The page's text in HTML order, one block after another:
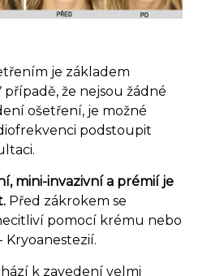
je základem
že nejsou žádné
ošetření, je možné
podstoupit
mini-invazivní a prémií je
Před zákrokem se
pomocí krému nebo
k zavedení velmi